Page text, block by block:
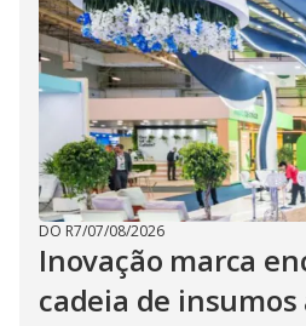
DO R7/07/08/2026
Inovação marca
cadeia de insumos